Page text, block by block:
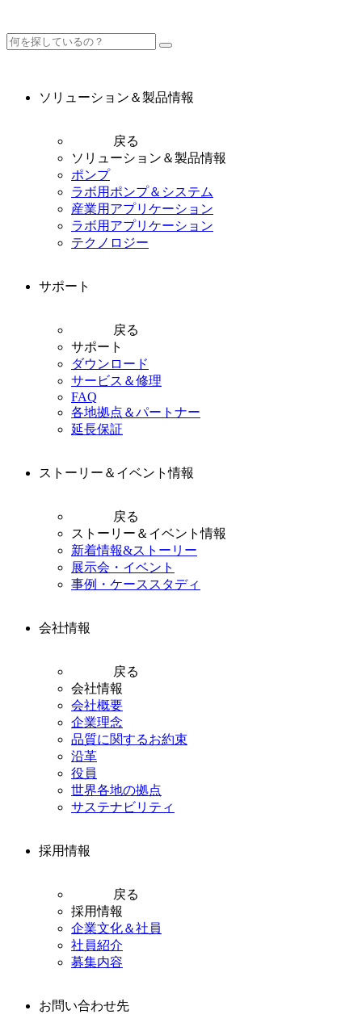
ソリューション＆製品情報
戻る
ソリューション＆製品情報
ポンプ
ラボ用ポンプ＆システム
産業用アプリケーション
ラボ用アプリケーション
テクノロジー
サポート
戻る
サポート
ダウンロード
サービス＆修理
FAQ
各地拠点＆パートナー
延長保証
ストーリー＆イベント情報
戻る
ストーリー＆イベント情報
新着情報&ストーリー
展示会・イベント
事例・ケーススタディ
会社情報
戻る
会社情報
会社概要
企業理念
品質に関するお約束
沿革
役員
世界各地の拠点
サステナビリティ
採用情報
戻る
採用情報
企業文化＆社員
社員紹介
募集内容
お問い合わせ先